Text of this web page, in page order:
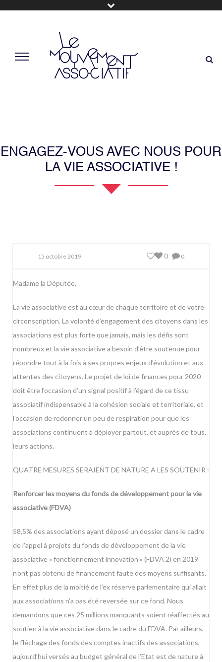
ENGAGEZ-VOUS AVEC NOUS POUR
LA VIE ASSOCIATIVE !
15 octobre 2019 0
0
Madame la Députée,
La vie associative est au cœur de chaque territoire et de votre
circonscription. La volonté d’engagement des citoyens dans les
associations est plus forte que jamais, mais les défis sont
nombreux et la vie associative a besoin d’être soutenue pour
répondre tout à la fois à ses propres enjeux d’évolution et aux
attentes des citoyens. Le projet de loi de finances pour 2020
doit être l’occasion d’un signal positif à l’égard de ce tissu
associatif indispensable à la cohésion sociale et territoriale, et
l’occasion de redonner un peu de respiration pour que les
associations continuent à déployer partout, et auprès de tous,
leurs actions.
QUATRE MESURES SERAIENT DE NATURE A LES SOUTENIR :
Renforcer les moyens du fonds de développement pour la vie
associative (FDVA)
58,5% des associations ayant déposé un dossier dans le cadre
de l’appel à projets du fonds de développement de la vie
associative « fonctionnement innovation » (FDVA 2) en 2019
n’ont pas obtenu de financement faute des moyens suffisants.
En effet plus de la moitié de l’ex réserve parlementaire qui allait
aux associations n’a pas été reversée sur ce fond. Nous
demandons que ces 25 millions manquants soient réaffectés au
soutien à la vie associative dans le cadre du FDVA. Par ailleurs,
le fléchage des fonds des comptes inactifs des associations,
aujourd’hui versés au budget général de l’Etat est de nature à